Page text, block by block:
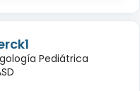
Pediátrica